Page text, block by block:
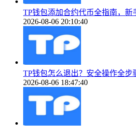
TP钱包添加合约代币全指南，新
2026-08-06 20:10:40
TP钱包怎么退出？安全操作全步
2026-08-06 18:47:40